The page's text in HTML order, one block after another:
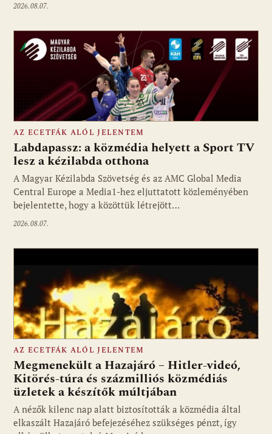
2026.08.07.
Fotó: media1.hu
AZ ECETFÁK ALÓL JELENTEM
Labdapassz: a közmédia helyett a Sport TV
lesz a kézilabda otthona
A Magyar Kézilabda Szövetség és az AMC Global Media
Central Europe a Media1-hez eljuttatott közleményében
bejelentette, hogy a közöttük létrejött…
2026.08.07.
Fotó: media1.hu
AZ ECETFÁK ALÓL JELENTEM
Megmenekült a Hazajáró – Hitler-videó,
Kitörés-túra és százmilliós közmédiás
üzletek a készítők múltjában
A nézők kilenc nap alatt biztosították a közmédia által
elkaszált Hazajáró befejezéséhez szükséges pénzt, így